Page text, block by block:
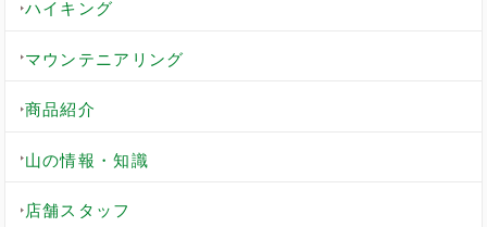
ハイキング
マウンテニアリング
商品紹介
山の情報・知識
店舗スタッフ